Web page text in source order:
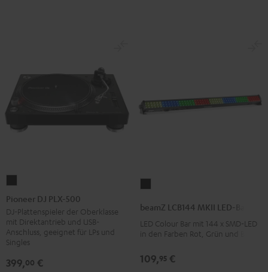
PLX-
500
Schwarz
Pioneer DJ PLX-500
DJ-Plattenspieler der Oberklasse
mit Direktantrieb und USB-
Anschluss, geeignet für LPs und
Singles
399,00 €
MKII
LED-
Schwarz
beamZ LCB144 MKII LED-Bar
LED Colour Bar mit 144 x SMD-LED
in den Farben Rot, Grün und Blau
109,95 €